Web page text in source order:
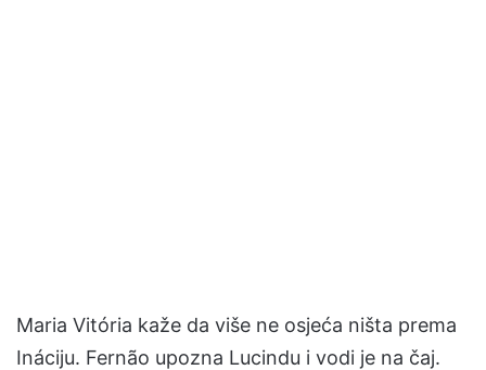
Maria Vitória kaže da više ne osjeća ništa prema
Ináciju. Fernão upozna Lucindu i vodi je na čaj.